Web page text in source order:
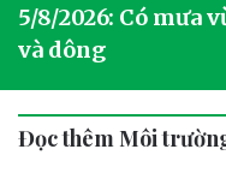
5/8/2026: Có mưa
và dông
Đọc thêm Môi